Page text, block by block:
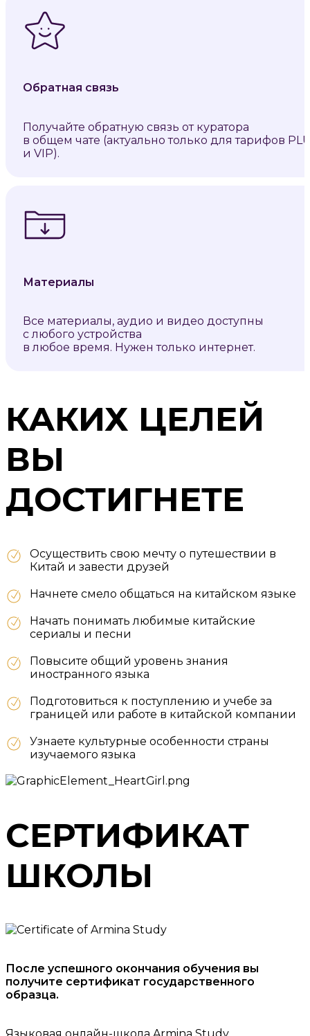
Обратная связь
Получайте обратную связь от куратора
в общем чате (актуально только для тарифов
и VIP).
Материалы
Все материалы, аудио и видео доступны
с любого устройства
в любое время. Нужен только интернет.
КАКИХ ЦЕЛЕЙ
ВЫ
ДОСТИГНЕТЕ
Осуществить свою мечту о путешествии в
Китай и завести друзей
Начнете смело общаться на китайском языке
Начать понимать любимые китайские
сериалы и песни
Повысите общий уровень знания
иностранного языка
Подготовиться к поступлению и учебе за
границей или работе в китайской компании
Узнаете культурные особенности страны
изучаемого языка
СЕРТИФИКАТ
ШКОЛЫ
После успешного окончания обучения вы
получите сертификат государственного
образца.